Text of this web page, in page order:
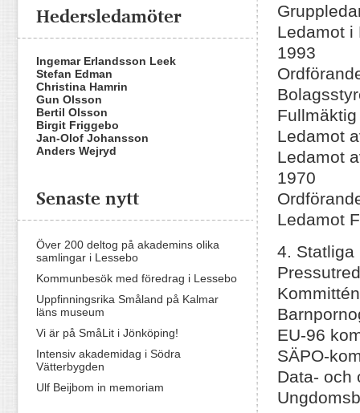
Ledamot i
1993
Ledamot
Ledamot
1970
Ledamot
4. Statliga
EU-96
SÄPO-
Data- och
Hedersledamöter
Ingemar Erlandsson Leek
Stefan Edman
Christina Hamrin
Gun Olsson
Bertil Olsson
Birgit Friggebo
Jan-Olof Johansson
Anders Wejryd
Senaste nytt
Över 200 deltog på akademins olika
samlingar i Lessebo
Kommunbesök med föredrag i Lessebo
Uppfinningsrika Småland på Kalmar
läns museum
Vi är på SmåLit i Jönköping!
Intensiv akademidag i Södra
Vätterbygden
Ulf Beijbom in memoriam